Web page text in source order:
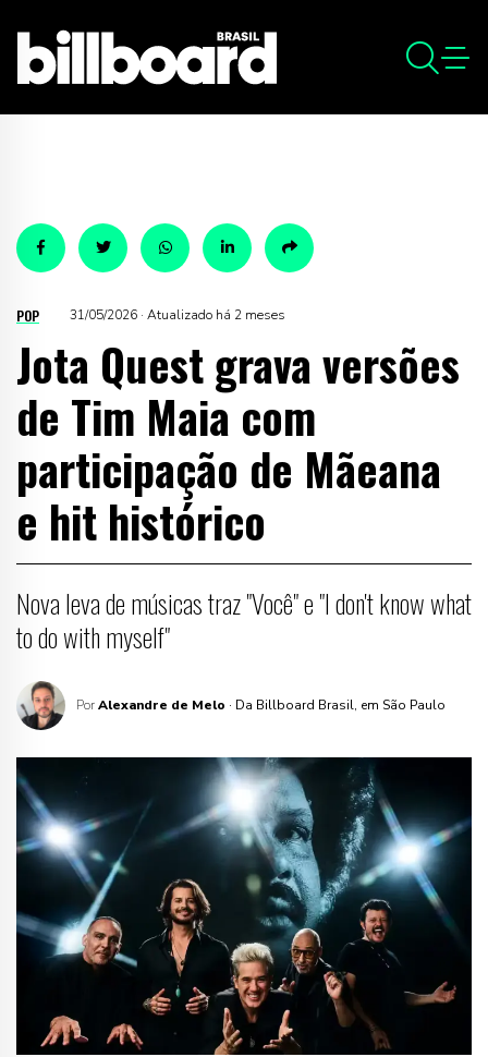
POP 31/05/2026 · Atualizado há 2 meses
Jota Quest grava versões
de Tim Maia com
participação de Mãeana
e hit histórico
Nova leva de músicas traz "Você" e "I don't know what
to do with myself"
PorAlexandre de Melo · Da Billboard Brasil, em São Paulo